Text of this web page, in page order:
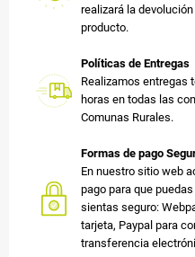
realizará la
producto.
Políticas de Entregas
Realizamos entregas
horas en todas las
Comunas Rurales.
Formas de pago
En nuestro sitio web
pago para que
sientas seguro:
tarjeta, Paypal para
transferencia